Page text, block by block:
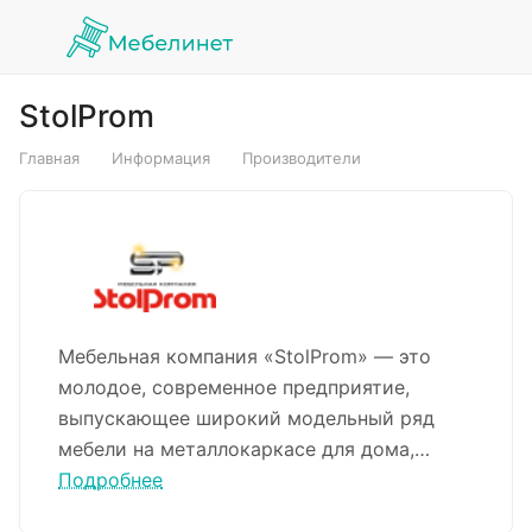
StolProm
Главная Информация Производители
Мебельная компания «StolProm» — это
молодое, современное предприятие,
выпускающее широкий модельный ряд
мебели на металлокаркасе для дома,
офиса, кафе, баров, ресторанов,
Подробнее